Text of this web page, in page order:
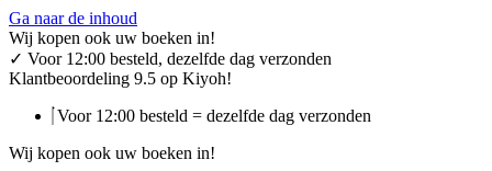
Ga naar de inhoud
Wij kopen ook uw boeken in!
✓ Voor 12:00 besteld, dezelfde dag verzonden
Klantbeoordeling 9.5 op Kiyoh!
Voor 12:00 besteld = dezelfde dag verzonden
Wij kopen ook uw boeken in!